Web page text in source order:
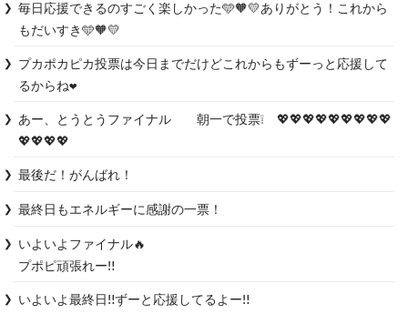
毎日応援できるのすごく楽しかった🩵🧡💛ありがとう！これから
もだいすき🩵🧡💛
プカポカピカ投票は今日までだけどこれからもずーっと応援して
るからね❤️
あー、とうとうファイナル　　朝一で投票❕　💖💖💖💖💖💖💖💖💖
💖💖💖💖
最後だ！がんばれ！
最終日もエネルギーに感謝の一票！
いよいよファイナル🔥
プポピ頑張れー‼️
いよいよ最終日‼️ずーと応援してるよー‼️